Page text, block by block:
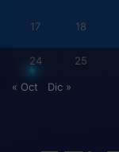
17 18
24 25
« Oct Dic »